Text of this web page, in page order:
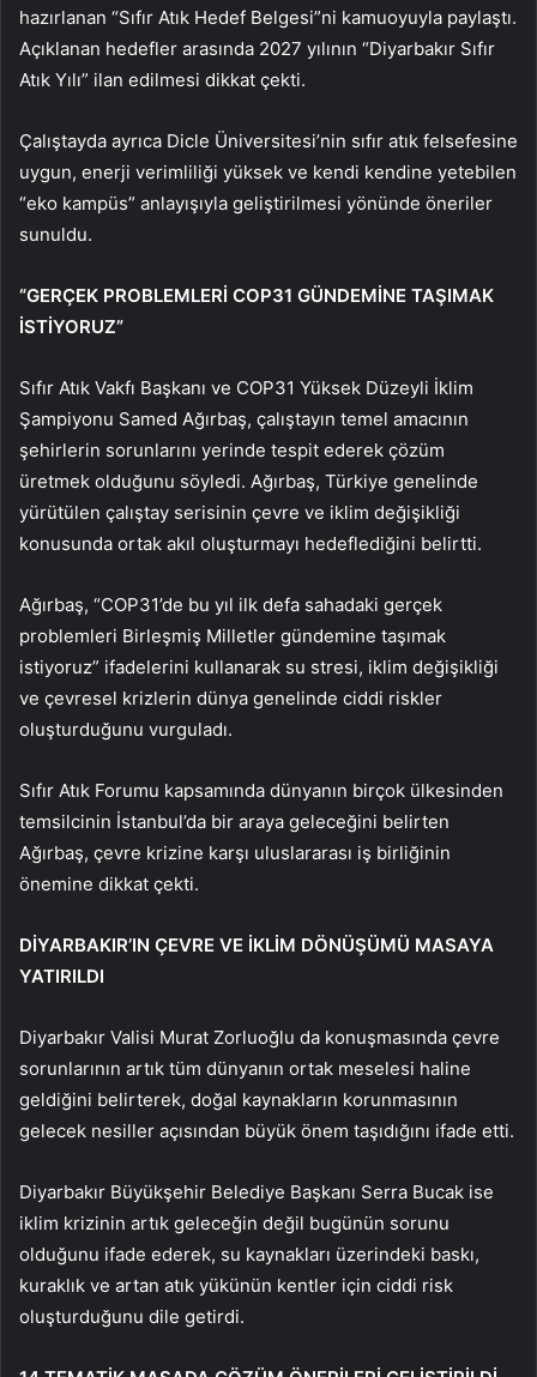
hazırlanan “Sıfır Atık Hedef Belgesi”ni kamuoyuyla paylaştı.
Açıklanan hedefler arasında 2027 yılının “Diyarbakır Sıfır
Atık Yılı” ilan edilmesi dikkat çekti.
Çalıştayda ayrıca Dicle Üniversitesi’nin sıfır atık felsefesine
uygun, enerji verimliliği yüksek ve kendi kendine yetebilen
“eko kampüs” anlayışıyla geliştirilmesi yönünde öneriler
sunuldu.
“GERÇEK PROBLEMLERİ COP31 GÜNDEMİNE TAŞIMAK
İSTİYORUZ”
Sıfır Atık Vakfı Başkanı ve COP31 Yüksek Düzeyli İklim
Şampiyonu Samed Ağırbaş, çalıştayın temel amacının
şehirlerin sorunlarını yerinde tespit ederek çözüm
üretmek olduğunu söyledi. Ağırbaş, Türkiye genelinde
yürütülen çalıştay serisinin çevre ve iklim değişikliği
konusunda ortak akıl oluşturmayı hedeflediğini belirtti.
Ağırbaş, “COP31’de bu yıl ilk defa sahadaki gerçek
problemleri Birleşmiş Milletler gündemine taşımak
istiyoruz” ifadelerini kullanarak su stresi, iklim değişikliği
ve çevresel krizlerin dünya genelinde ciddi riskler
oluşturduğunu vurguladı.
Sıfır Atık Forumu kapsamında dünyanın birçok ülkesinden
temsilcinin İstanbul’da bir araya geleceğini belirten
Ağırbaş, çevre krizine karşı uluslararası iş birliğinin
önemine dikkat çekti.
DİYARBAKIR’IN ÇEVRE VE İKLİM DÖNÜŞÜMÜ MASAYA
YATIRILDI
Diyarbakır Valisi Murat Zorluoğlu da konuşmasında çevre
sorunlarının artık tüm dünyanın ortak meselesi haline
geldiğini belirterek, doğal kaynakların korunmasının
gelecek nesiller açısından büyük önem taşıdığını ifade etti.
Diyarbakır Büyükşehir Belediye Başkanı Serra Bucak ise
iklim krizinin artık geleceğin değil bugünün sorunu
olduğunu ifade ederek, su kaynakları üzerindeki baskı,
kuraklık ve artan atık yükünün kentler için ciddi risk
oluşturduğunu dile getirdi.